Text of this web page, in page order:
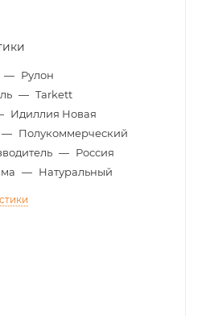
— Рулон
— Tarkett
Идиллия Новая
— Полукоммерческий
— Россия
— Натуральный